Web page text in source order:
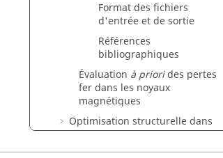
Format des fichiers
d'entrée et de sortie
Références
bibliographiques
Évaluation à priorides pertes
fer dans les noyaux
magnétiques
Optimisation structurelle dans
Flux
Résolution : principes